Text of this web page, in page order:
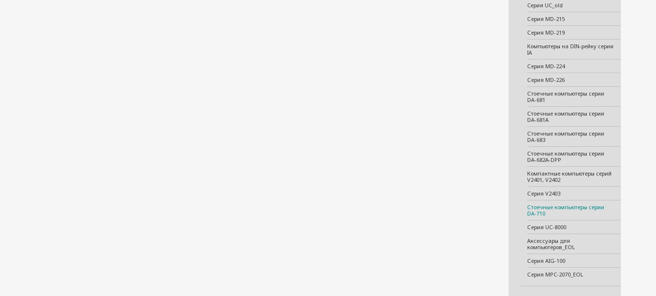
Cерия UC_old
Серия MD-215
Серия MD-219
Компьютеры на DIN-рейку серии
IA
Серия MD-224
Серия MD-226
Стоечные компьютеры серии
DA-681
Стоечные компьютеры серии
DA-681A
Стоечные компьютеры серии
DA-683
Стоечные компьютеры серии
DA-682A-DPP
Компактные компьютеры серий
V2401, V2402
Серия V2403
Стоечные компьютеры серии
DA-710
Серия UC-8000
Аксессуары для
компьютеров_EOL
Серия AIG-100
Серия MPC-2070_EOL